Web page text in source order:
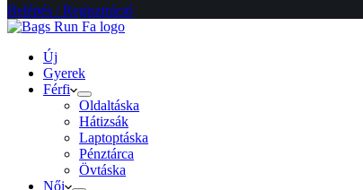
Belépés / Regisztráció
Új
Gyerek
Férfi
Oldaltáska
Hátizsák
Laptoptáska
Pénztárca
Övtáska
Női